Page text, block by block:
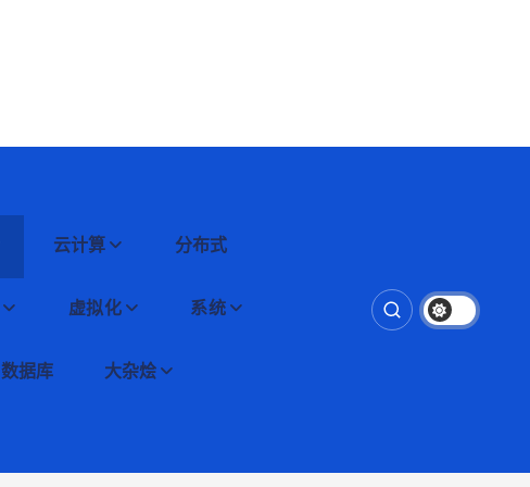
云计算 分布式
虚拟化 系统
数据库 大杂烩